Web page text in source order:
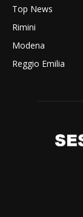
Top News
Rimini
Modena
Reggio Emilia